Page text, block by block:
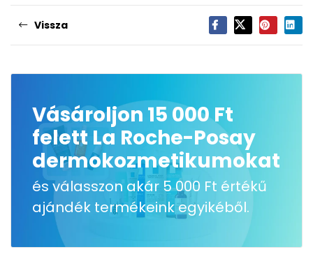
Vissza
Vásároljon 15 000 Ft
felett La Roche-Posay
dermokozmetikumokat
és válasszon akár 5 000 Ft értékű
ajándék termékeink egyikéből.